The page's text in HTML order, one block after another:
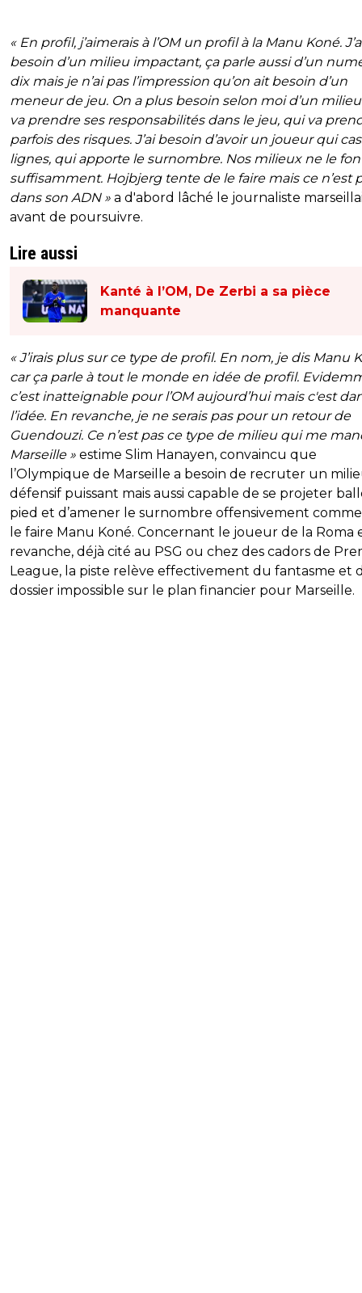
« En profil, j’aimerais à l’OM un profil à la Manu Koné.
besoin d’un milieu impactant, ça parle aussi d’un
dix mais je n’ai pas l’impression qu’on ait besoin d’un
meneur de jeu. On a plus besoin selon moi d’un
va prendre ses responsabilités dans le jeu, qui va
parfois des risques. J’ai besoin d’avoir un joueur qui
lignes, qui apporte le surnombre. Nos milieux ne le
suffisamment. Hojbjerg tente de le faire mais ce n’est
dans son ADN » a d'abord lâché le journaliste
avant de poursuivre.
Lire aussi
Kanté à l’OM, De Zerbi a sa pièce
manquante
« J’irais plus sur ce type de profil. En nom, je dis Manu
car ça parle à tout le monde en idée de profil.
c’est inatteignable pour l’OM aujourd’hui mais c'est
l’idée. En revanche, je ne serais pas pour un retour de
Guendouzi. Ce n’est pas ce type de milieu qui me
Marseille » estime Slim Hanayen, convaincu que
l’Olympique de Marseille a besoin de recruter un
défensif puissant mais aussi capable de se projeter
pied et d’amener le surnombre offensivement
le faire Manu Koné. Concernant le joueur de la Roma
revanche, déjà cité au PSG ou chez des cadors de
League, la piste relève effectivement du fantasme et
dossier impossible sur le plan financier pour Marseille.